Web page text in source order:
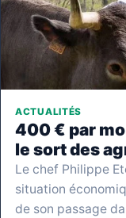
ACTUALITÉS
400 € par
le sort des
Le chef Philippe
situation
de son passage